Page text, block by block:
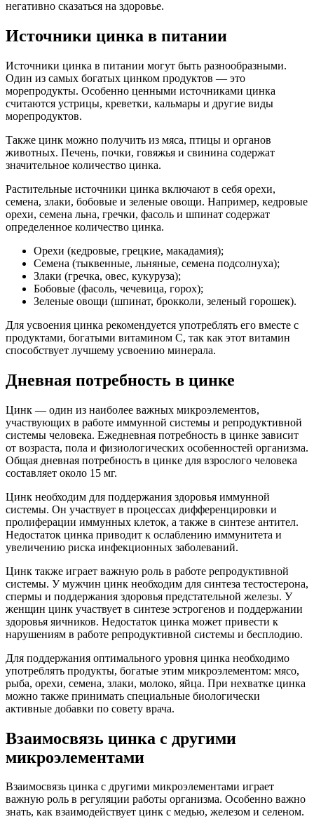
негативно сказаться на здоровье.
Источники цинка в питании
Источники цинка в питании могут быть разнообразными.
Один из самых богатых цинком продуктов — это
морепродукты. Особенно ценными источниками цинка
считаются устрицы, креветки, кальмары и другие виды
морепродуктов.
Также цинк можно получить из мяса, птицы и органов
животных. Печень, почки, говяжья и свинина содержат
значительное количество цинка.
Растительные источники цинка включают в себя орехи,
семена, злаки, бобовые и зеленые овощи. Например, кедровые
орехи, семена льна, гречки, фасоль и шпинат содержат
определенное количество цинка.
Орехи (кедровые, грецкие, макадамия);
Семена (тыквенные, льняные, семена подсолнуха);
Злаки (гречка, овес, кукуруза);
Бобовые (фасоль, чечевица, горох);
Зеленые овощи (шпинат, брокколи, зеленый горошек).
Для усвоения цинка рекомендуется употреблять его вместе с
продуктами, богатыми витамином С, так как этот витамин
способствует лучшему усвоению минерала.
Дневная потребность в цинке
Цинк — один из наиболее важных микроэлементов,
участвующих в работе иммунной системы и репродуктивной
системы человека. Ежедневная потребность в цинке зависит
от возраста, пола и физиологических особенностей организма.
Общая дневная потребность в цинке для взрослого человека
составляет около 15 мг.
Цинк необходим для поддержания здоровья иммунной
системы. Он участвует в процессах дифференцировки и
пролиферации иммунных клеток, а также в синтезе антител.
Недостаток цинка приводит к ослаблению иммунитета и
увеличению риска инфекционных заболеваний.
Цинк также играет важную роль в работе репродуктивной
системы. У мужчин цинк необходим для синтеза тестостерона,
спермы и поддержания здоровья предстательной железы. У
женщин цинк участвует в синтезе эстрогенов и поддержании
здоровья яичников. Недостаток цинка может привести к
нарушениям в работе репродуктивной системы и бесплодию.
Для поддержания оптимального уровня цинка необходимо
употреблять продукты, богатые этим микроэлементом: мясо,
рыба, орехи, семена, злаки, молоко, яйца. При нехватке цинка
можно также принимать специальные биологически
активные добавки по совету врача.
Взаимосвязь цинка с другими
микроэлементами
Взаимосвязь цинка с другими микроэлементами играет
важную роль в регуляции работы организма. Особенно важно
знать, как взаимодействует цинк с медью, железом и селеном.